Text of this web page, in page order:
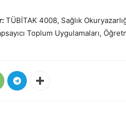
TÜBİTAK 4008, Sağlık
Toplum Uygulamaları,